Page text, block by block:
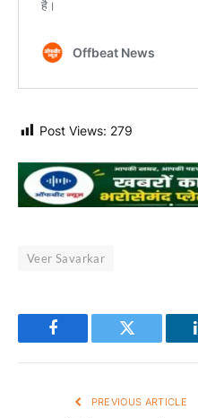
Post Views: 279
Veer Savarkar
Facebook Twitter
PREVIOUS ARTICLE